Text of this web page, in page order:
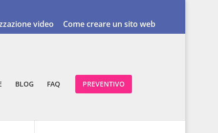
video Come creare un sito web
BLOG FAQ
PREVENTIVO